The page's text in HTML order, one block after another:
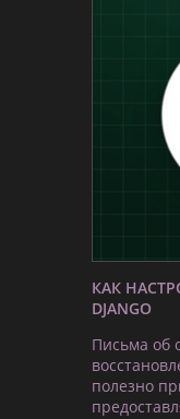
КАК
DJANGO
Письма об
полезно